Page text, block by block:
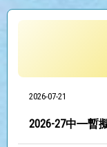
2026-07-21
2026-27中㇐暫